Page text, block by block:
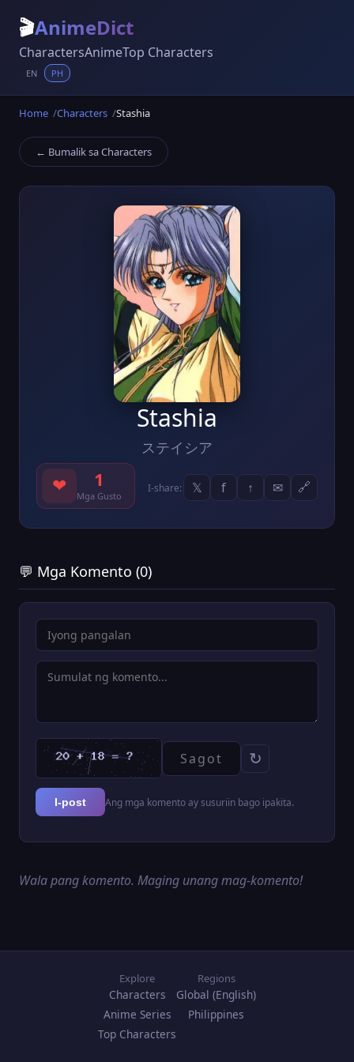
🎬AnimeDict
CharactersAnimeTop Characters
EN PH
Home Characters Stashia
← Bumalik sa Characters
Stashia
ステイシア
❤ 1
Mga Gusto
I-share: 𝕏 f ↑ ✉ 🔗
💬 Mga Komento (0)
↻
I-post Ang mga komento ay susuriin bago ipakita.
Wala pang komento. Maging unang mag-komento!
Explore
Characters
Anime Series
Top Characters
Regions
Global (English)
Philippines